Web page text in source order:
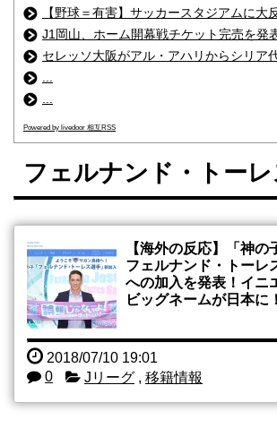
【野球＝有害】サッカースタジアムに大
J1岡山、ホーム開幕戦チケット完売を発
セレッソ大阪がアル・アハリからシリア
Powered by livedoor 相互RSS
フェルナンド・トーレ
【海外の反応】「神の
フェルナンド・トーレ
への加入を発表！イニ
ビッグネームが日本に！
2018/07/10 19:01
0
Jリーグ , 移籍情報